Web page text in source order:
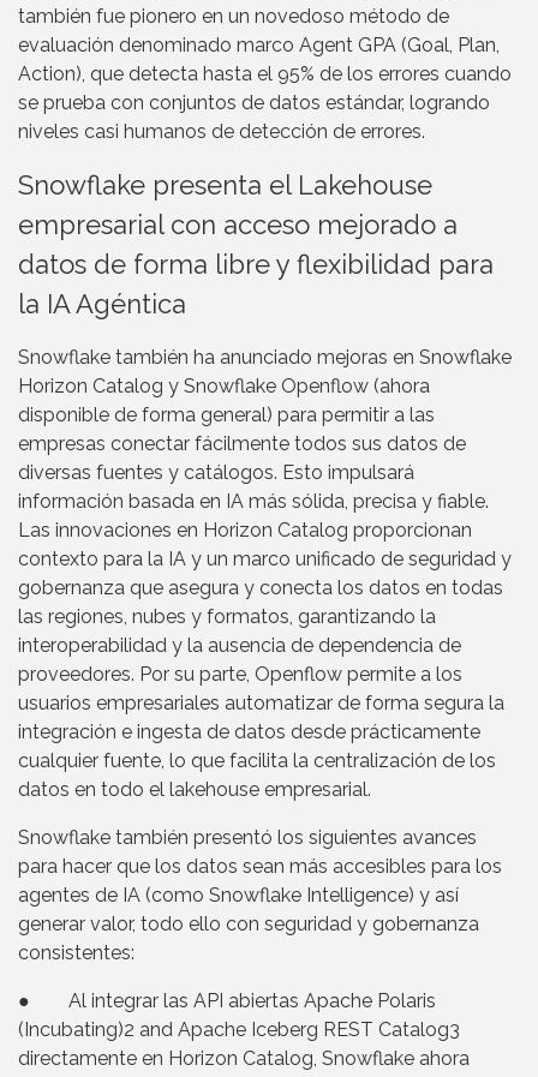
también fue pionero en un novedoso método de
evaluación denominado marco Agent GPA (Goal, Plan,
Action), que detecta hasta el 95% de los errores cuando
se prueba con conjuntos de datos estándar, logrando
niveles casi humanos de detección de errores.
Snowflake presenta el Lakehouse
empresarial con acceso mejorado a
datos de forma libre y flexibilidad para
la IA Agéntica
Snowflake también ha anunciado mejoras en Snowflake
Horizon Catalog y Snowflake Openflow (ahora
disponible de forma general) para permitir a las
empresas conectar fácilmente todos sus datos de
diversas fuentes y catálogos. Esto impulsará
información basada en IA más sólida, precisa y fiable.
Las innovaciones en Horizon Catalog proporcionan
contexto para la IA y un marco unificado de seguridad y
gobernanza que asegura y conecta los datos en todas
las regiones, nubes y formatos, garantizando la
interoperabilidad y la ausencia de dependencia de
proveedores. Por su parte, Openflow permite a los
usuarios empresariales automatizar de forma segura la
integración e ingesta de datos desde prácticamente
cualquier fuente, lo que facilita la centralización de los
datos en todo el lakehouse empresarial.
Snowflake también presentó los siguientes avances
para hacer que los datos sean más accesibles para los
agentes de IA (como Snowflake Intelligence) y así
generar valor, todo ello con seguridad y gobernanza
consistentes:
● Al integrar las API abiertas Apache Polaris
(Incubating)2 and Apache Iceberg REST Catalog3
directamente en Horizon Catalog, Snowflake ahora